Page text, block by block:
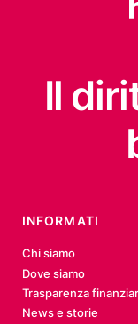
Il
INFORMATI
Chi siamo
Dove siamo
Trasparenza
News e storie